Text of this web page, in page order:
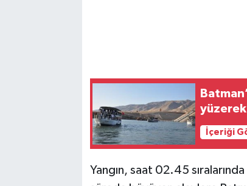
İçeriği
Yangın, saat 02.45
Sokak Hayvanlarını Sahiplendirme
Sonsöz Özel